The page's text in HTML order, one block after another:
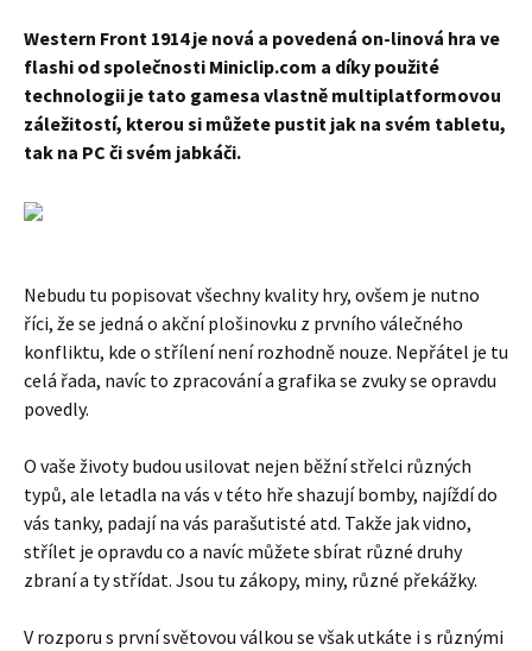
Western Front 1914 je nová a povedená on-linová hra ve
flashi od společnosti Miniclip.com a díky použité
technologii je tato gamesa vlastně multiplatformovou
záležitostí, kterou si můžete pustit jak na svém tabletu,
tak na PC či svém jabkáči.
Nebudu tu popisovat všechny kvality hry, ovšem je nutno
říci, že se jedná o akční plošinovku z prvního válečného
konfliktu, kde o střílení není rozhodně nouze. Nepřátel je tu
celá řada, navíc to zpracování a grafika se zvuky se opravdu
povedly.
O vaše životy budou usilovat nejen běžní střelci různých
typů, ale letadla na vás v této hře shazují bomby, najíždí do
vás tanky, padají na vás parašutisté atd. Takže jak vidno,
střílet je opravdu co a navíc můžete sbírat různé druhy
zbraní a ty střídat. Jsou tu zákopy, miny, různé překážky.
V rozporu s první světovou válkou se však utkáte i s různými